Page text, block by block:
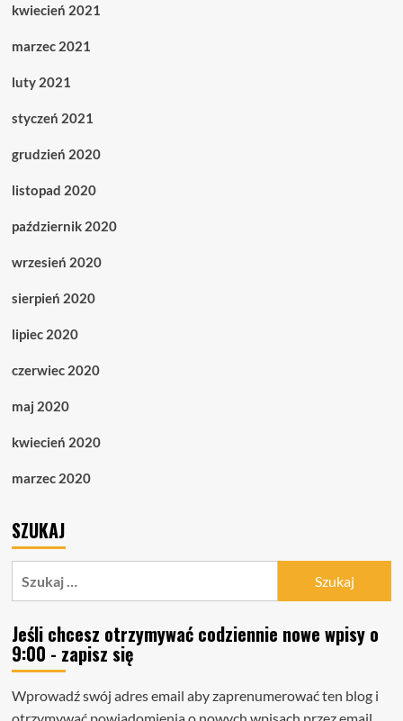
kwiecień 2021
marzec 2021
luty 2021
styczeń 2021
grudzień 2020
listopad 2020
październik 2020
wrzesień 2020
sierpień 2020
lipiec 2020
czerwiec 2020
maj 2020
kwiecień 2020
marzec 2020
SZUKAJ
Jeśli chcesz otrzymywać codziennie nowe wpisy o
9:00 - zapisz się
Wprowadź swój adres email aby zaprenumerować ten blog i